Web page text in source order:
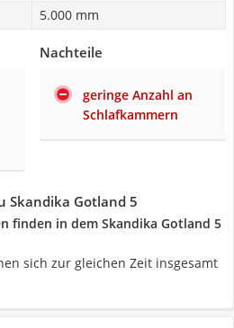
5.000 mm
Nachteile
geringe Anzahl an
Schlafkammern
Skandika Gotland 5
finden in dem Skandika Gotland 5
sich zur gleichen Zeit insgesamt